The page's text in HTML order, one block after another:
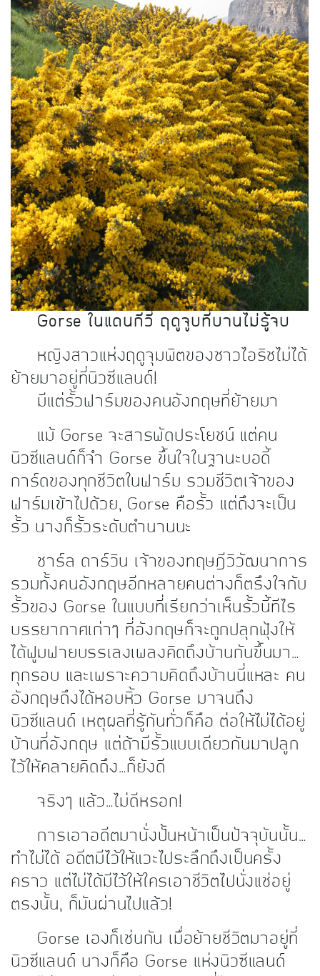
Gorse ในแดนกีวี่ ฤดูจูบที่บานไม่รู้จบ
หญิงสาวแห่งฤดูจุมพิตของชาวไอริชไม่ได้
ย้ายมาอยู่ที่นิวซีแลนด์!
มีแต่รั้วฟาร์มของคนอังกฤษที่ย้ายมา
แม้ Gorse จะสารพัดประโยชน์ แต่คน
นิวซีแลนด์ก็จำ Gorse ขึ้นใจในฐานะบอดี้
การ์ดของทุกชีวิตในฟาร์ม รวมชีวิตเจ้าของ
ฟาร์มเข้าไปด้วย, Gorse คือรั้ว แต่ถึงจะเป็น
รั้ว นางก็รั้วระดับตำนานนะ
ชาร์ล ดาร์วิน เจ้าของทฤษฎีวิวัฒนาการ
รวมทั้งคนอังกฤษอีกหลายคนต่างก็ตรึงใจกับ
รั้วของ Gorse ในแบบที่เรียกว่าเห็นรั้วนี้ทีไร
บรรยากาศเก่าๆ ที่อังกฤษก็จะถูกปลุกฟุ้งให้
ได้ฟูมฟายบรรเลงเพลงคิดถึงบ้านกันขึ้นมา…
ทุกรอบ และเพราะความคิดถึงบ้านนี่แหละ คน
อังกฤษถึงได้หอบหิ้ว Gorse มาจนถึง
นิวซีแลนด์ เหตุผลที่รู้กันทั่วก็คือ ต่อให้ไม่ได้อยู่
บ้านที่อังกฤษ แต่ถ้ามีรั้วแบบเดียวกันมาปลูก
ไว้ให้คลายคิดถึง…ก็ยังดี
จริงๆ แล้ว…ไม่ดีหรอก!
การเอาอดีตมานั่งปั้นหน้าเป็นปัจจุบันนั้น…
ทำไม่ได้ อดีตมีไว้ให้แวะไประลึกถึงเป็นครั้ง
คราว แต่ไม่ได้มีไว้ให้ใครเอาชีวิตไปนั่งแช่อยู่
ตรงนั้น, ก็มันผ่านไปแล้ว!
Gorse เองก็เช่นกัน เมื่อย้ายชีวิตมาอยู่ที่
นิวซีแลนด์ นางก็คือ Gorse แห่งนิวซีแลนด์